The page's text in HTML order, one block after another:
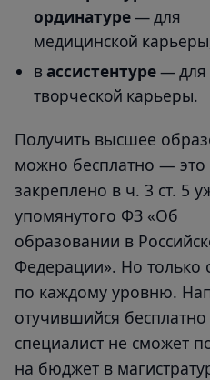
ординатуре— для
медицинской
в ассистентуре— для
творческой карьеры.
Получить высшее
можно бесплатно — это
закреплено в ч. 3 ст. 5
упомянутого ФЗ «Об
образовании в
Федерации». Но только
по каждому уровню.
отучившийся бесплатно
специалист не сможет
на бюджет в